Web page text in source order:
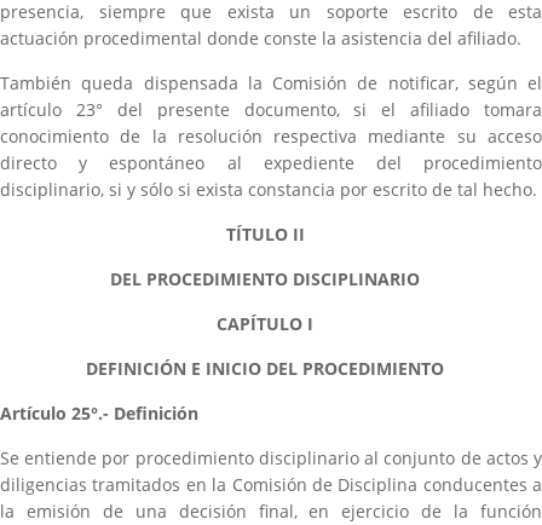
presencia, siempre que exista un soporte escrito de esta
actuación procedimental donde conste la asistencia del afiliado.
También queda dispensada la Comisión de notificar, según el
artículo 23° del presente documento, si el afiliado tomara
conocimiento de la resolución respectiva mediante su acceso
directo y espontáneo al expediente del procedimiento
disciplinario, si y sólo si exista constancia por escrito de tal hecho.
TÍTULO II
DEL PROCEDIMIENTO DISCIPLINARIO
CAPÍTULO I
DEFINICIÓN E INICIO DEL PROCEDIMIENTO
Artículo 25°.- Definición
Se entiende por procedimiento disciplinario al conjunto de actos y
diligencias tramitados en la Comisión de Disciplina conducentes a
la emisión de una decisión final, en ejercicio de la función